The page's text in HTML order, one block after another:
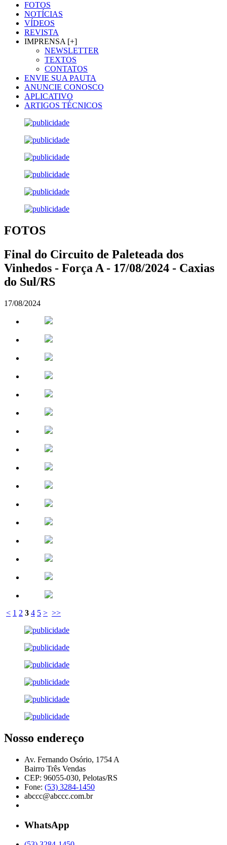
FOTOS
NOTÍCIAS
VÍDEOS
REVISTA
IMPRENSA [+]
NEWSLETTER
TEXTOS
CONTATOS
ENVIE SUA PAUTA
ANUNCIE CONOSCO
APLICATIVO
ARTIGOS TÉCNICOS
FOTOS
Final do Circuito de Paleteada dos
Vinhedos - Força A - 17/08/2024 - Caxias
do Sul/RS
17/08/2024
< 1 2 3 4 5 > >>
Nosso endereço
Av. Fernando Osório, 1754 A
Bairro Três Vendas
CEP: 96055-030, Pelotas/RS
Fone: (53) 3284-1450
abccc@abccc.com.br
WhatsApp